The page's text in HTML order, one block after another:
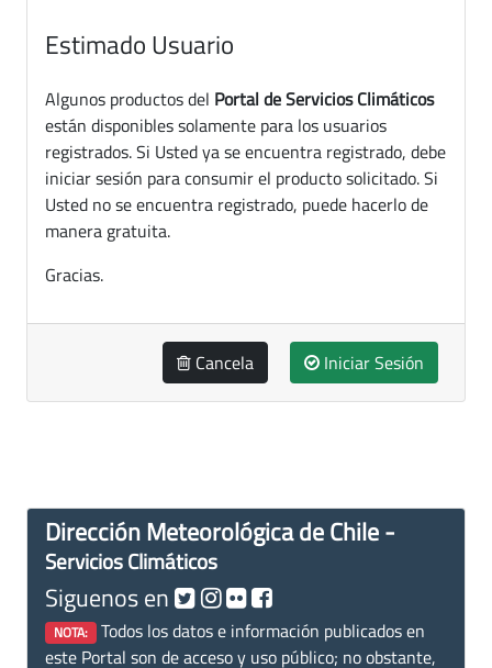
Estimado Usuario
Algunos productos del Portal de Servicios Climáticos
están disponibles solamente para los usuarios
registrados. Si Usted ya se encuentra registrado, debe
iniciar sesión para consumir el producto solicitado. Si
Usted no se encuentra registrado, puede hacerlo de
manera gratuita.
Gracias.
Cancela Iniciar Sesión
Dirección Meteorológica de Chile -
Servicios Climáticos
Siguenos en
NOTA: Todos los datos e información publicados en
este Portal son de acceso y uso público; no obstante,